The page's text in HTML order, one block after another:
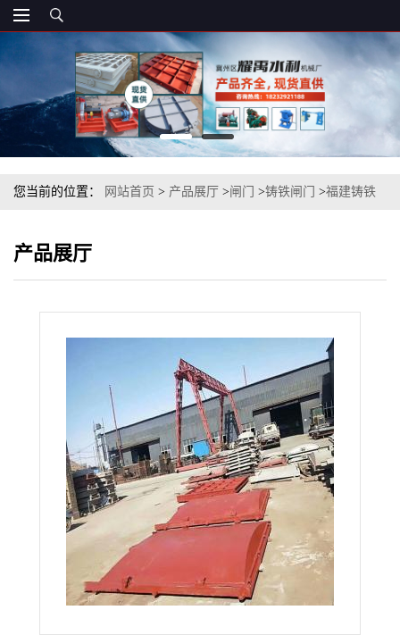
您当前的位置： 网站首页 > 产品展厅 >闸门 >铸铁闸门 >福建铸铁
产品展厅